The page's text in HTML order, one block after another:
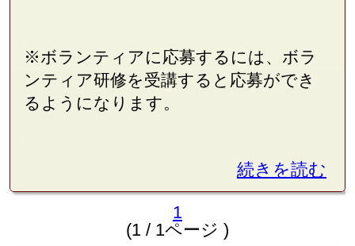
※ボランティアに応募するには、ボラ
ンティア研修を受講すると応募ができ
るようになります。
続きを読む
1
(1 / 1ページ )